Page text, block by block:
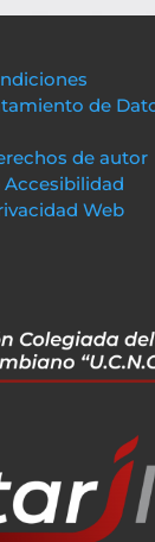
de
de autor
Accesibilidad
Web